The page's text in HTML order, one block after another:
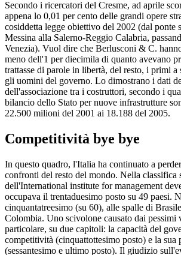
Secondo i ricercatori del Cresme, ad aprile
appena lo 0,01 per cento delle grandi opere
cosiddetta legge obiettivo del 2002 (dal ponte
Messina alla Salerno-Reggio Calabria,
Venezia). Vuol dire che Berlusconi & C.
meno dell'1 per diecimila di quanto avevano
trattasse di parole in libertà, del resto, i primi a
gli uomini del governo. Lo dimostrano i dati
dell'associazione tra i costruttori, secondo i
bilancio dello Stato per nuove infrastrutture
22.500 milioni del 2001 ai 18.188 del 2005.
Competitività bye bye
In questo quadro, l'Italia ha continuato a
confronti del resto del mondo. Nella classifica
dell'International institute for management
occupava il trentaduesimo posto su 49 paesi.
cinquantatreesimo (su 60), alle spalle di
Colombia. Uno scivolone causato dai pessimi
particolare, su due capitoli: la capacità del
competitività (cinquattottesimo posto) e la sua
(sessantesimo e ultimo posto). Il giudizio